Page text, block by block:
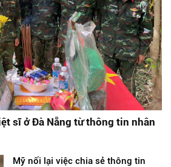
sĩ ở Đà Nẵng từ thông tin nhân
Mỹ nối lại việc chia sẻ thông tin